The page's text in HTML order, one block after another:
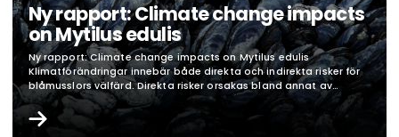
Ny rapport: Climate change impacts
on Mytilus edulis
Ny rapport: Climate change impacts on Mytilus edulis
Klimatförändringar innebär både direkta och indirekta risker för
blåmusslors välfärd. Direkta risker orsakas bland annat av
förändringar i temperatur, salthalt och pH, som kan orsaka
stress, sänkt tillväxt och ökad dödlighet, särskilt hos larver.
Indirekta effekter via syrebrist, algblomning och försämrad